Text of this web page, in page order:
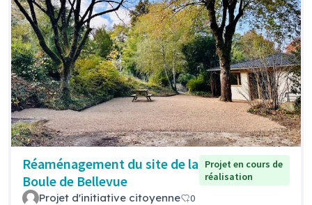
Réaménagement du site de la
Boule de Bellevue
Projet en cours de
réalisation
Projet d'initiative citoyenne 0